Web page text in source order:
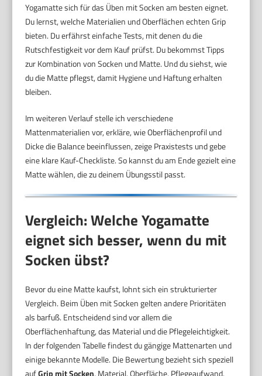
Yogamatte sich für das Üben mit Socken am besten eignet.
Du lernst, welche Materialien und Oberflächen echten Grip
bieten. Du erfährst einfache Tests, mit denen du die
Rutschfestigkeit vor dem Kauf prüfst. Du bekommst Tipps
zur Kombination von Socken und Matte. Und du siehst, wie
du die Matte pflegst, damit Hygiene und Haftung erhalten
bleiben.
Im weiteren Verlauf stelle ich verschiedene
Mattenmaterialien vor, erkläre, wie Oberflächenprofil und
Dicke die Balance beeinflussen, zeige Praxistests und gebe
eine klare Kauf-Checkliste. So kannst du am Ende gezielt eine
Matte wählen, die zu deinem Übungsstil passt.
Vergleich: Welche Yogamatte
eignet sich besser, wenn du mit
Socken übst?
Bevor du eine Matte kaufst, lohnt sich ein strukturierter
Vergleich. Beim Üben mit Socken gelten andere Prioritäten
als barfuß. Entscheidend sind vor allem die
Oberflächenhaftung, das Material und die Pflegeleichtigkeit.
In der folgenden Tabelle findest du gängige Mattenarten und
einige bekannte Modelle. Die Bewertung bezieht sich speziell
aufGrip mit Socken, Material, Oberfläche, Pflegeaufwand,